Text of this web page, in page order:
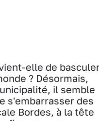
elle de
? Désormais,
il semble
s'embarrasser des
Bordes, à la tête